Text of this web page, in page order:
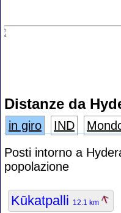
Distanze da
in giro IND
Posti intorno a
popolazione
Kūkatpalli 12.1 km